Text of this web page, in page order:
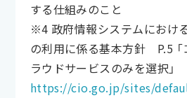
する仕組みのこと
※4 政府情報システムにおけ
の利用に係る基本方針 P.5 「
ラウドサービスのみを選択」
https://cio.go.jp/sites/